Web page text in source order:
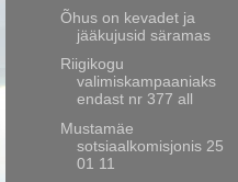
Õhus on kevadet ja
jääkujusid säramas
Riigikogu
valimiskampaaniaks
endast nr 377 all
Mustamäe
sotsiaalkomisjonis 25
01 11